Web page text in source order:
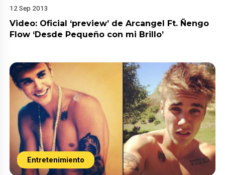
12 Sep 2013
Video: Oficial ‘preview’ de Arcangel Ft. Ñengo
Flow ‘Desde Pequeño con mi Brillo’
Entretenimiento